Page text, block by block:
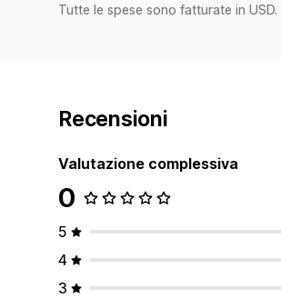
Tutte le spese sono fatturate in USD.
Recensioni
Valutazione complessiva
0
5
4
3